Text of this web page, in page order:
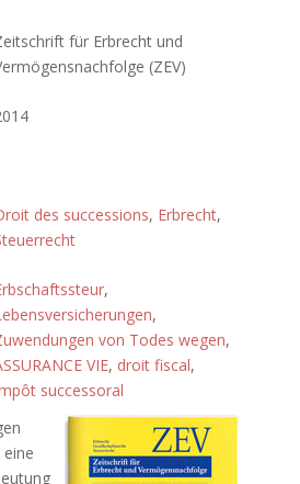
für Erbrecht und
(ZEV)
des successions, Erbrecht,
,
,
von Todes wegen,
VIE, droit fiscal,
successoral